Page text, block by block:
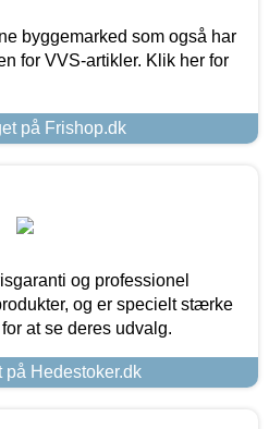
byggemarked som også har
for VVS-artikler. Klik her for
på Frishop.dk
og professionel
og er specielt stærke
at se deres udvalg.
på Hedestoker.dk